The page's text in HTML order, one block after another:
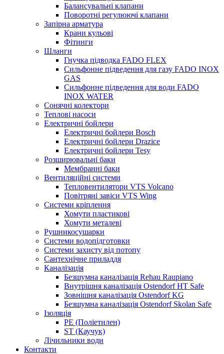
Балансувальні клапани
Поворотні регулюючі клапани
Запірна арматура
Крани кульові
Фітинги
Шланги
Гнучка підводка FADO FLEX
Сильфонне підведення для газу FADO INOX
GAS
Сильфонне підведення для води FADO
INOX WATER
Сонячні колектори
Теплові насоси
Електричні бойлери
Електричні бойлери Bosch
Електричні бойлери Drazice
Електричні бойлери Tesy
Розширювальні баки
Мембранні баки
Вентиляційні системи
Тепловентилятори VTS Volcano
Повітряні завіси VTS Wing
Системи кріплення
Хомути пластикові
Хомути металеві
Рушникосушарки
Системи водопідготовки
Системи захисту від потопу
Сантехнічне приладдя
Каналізація
Безшумна каналізація Rehau Raupiano
Внутрішня каналізація Ostendorf HT Safe
Зовнішня каналізація Ostendorf KG
Безшумна каналізація Ostendorf Skolan Safe
Ізоляція
PE (Поліетилен)
ST (Каучук)
Лічильники води
Контакти